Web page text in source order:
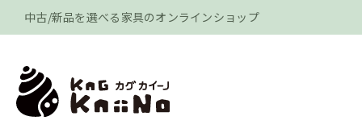
中古/新品を選べる家具のオンラインショップ